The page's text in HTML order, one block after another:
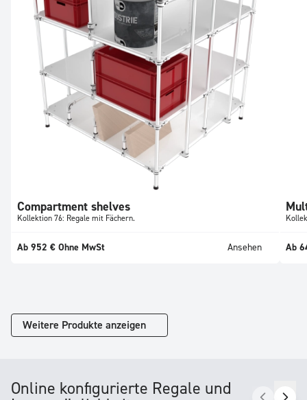
Compartment shelves
Kollektion 76: Regale mit Fächern.
Ab 952 € Ohne MwSt Ansehen Ab
Weitere Produkte anzeigen
Online konfigurierte Regale und